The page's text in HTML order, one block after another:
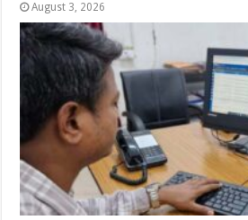
August 3, 2026